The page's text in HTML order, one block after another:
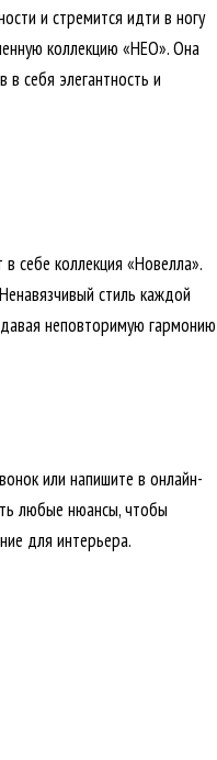
и стремится идти в ногу
коллекцию «НЕО». Она
в себя элегантность и
в себе коллекция «Новелла».
стиль каждой
неповторимую гармонию
или напишите в онлайн-
любые нюансы, чтобы
для интерьера.